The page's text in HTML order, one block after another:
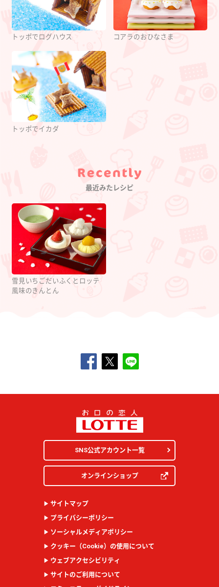
トッポでログハウス コアラのおひなさま
トッポでイカダ
Category
最近みたレシピ
雪見いちごだいふくとロッテ
風味のきんとん
SNS公式アカウント一覧
オンラインショップ
サイトマップ
プライバシーポリシー
ソーシャルメディアポリシー
クッキー（Cookie）の使用について
ウェブアクセシビリティ
サイトのご利用について